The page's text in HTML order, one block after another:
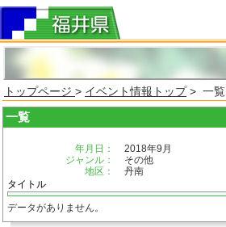
トップページ > イベント情報トップ> 一覧
一覧
年月日：
2018年9月
ジャンル：
その他
地区：
丹南
タイトル
データがありません。